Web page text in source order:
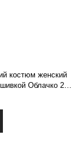
костюм женский
Облачко 24-